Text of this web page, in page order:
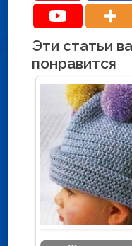
Эти статьи
понравится